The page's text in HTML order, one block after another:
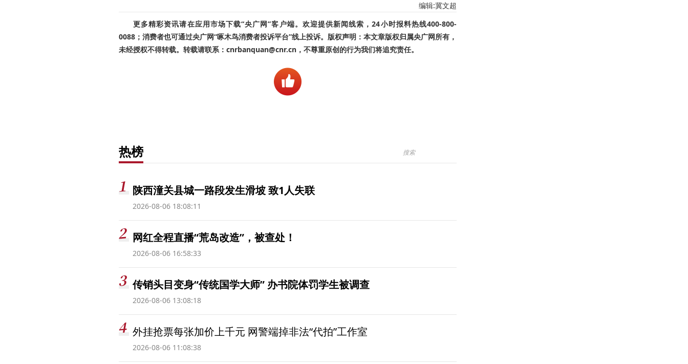
编辑:冀文超
更多精彩资讯请在应用市场下载“央广网”客户端。欢迎提供新闻线索，24小时报料热线400-800-
0088；消费者也可通过央广网“啄木鸟消费者投诉平台”线上投诉。版权声明：本文章版权归属央广网所有，
未经授权不得转载。转载请联系：cnrbanquan@cnr.cn，不尊重原创的行为我们将追究责任。
热榜
陕西潼关县城一路段发生滑坡 致1人失联
2026-08-06 18:08:11
网红全程直播“荒岛改造”，被查处！
2026-08-06 16:58:33
传销头目变身“传统国学大师” 办书院体罚学生被调查
2026-08-06 13:08:18
外挂抢票每张加价上千元 网警端掉非法“代拍”工作室
2026-08-06 11:08:38